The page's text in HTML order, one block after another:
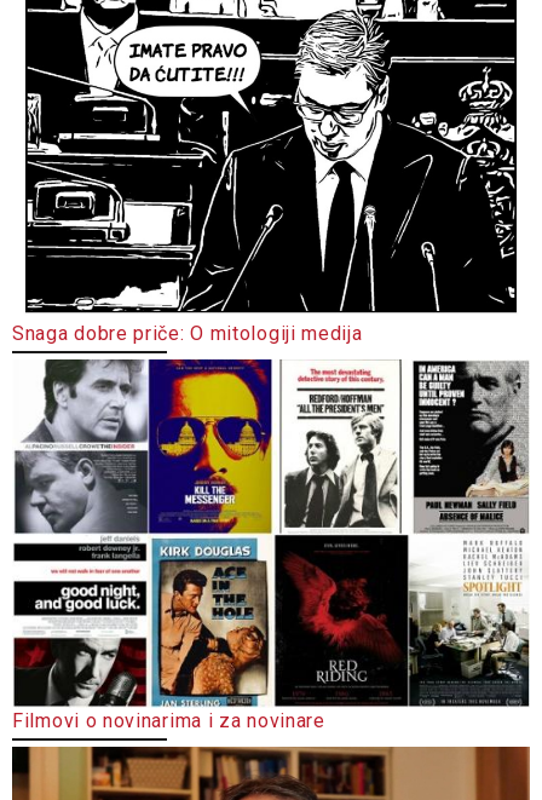
Snaga dobre priče: O mitologiji medija
Filmovi o novinarima i za novinare